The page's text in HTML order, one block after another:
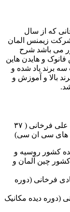
که از سال
شرکت زیمنس المان
می باشد شرح
و هایدن هاین
برند یاد شده و
بالا و آموزش و
مهندس علی فرخانی ( ۳۷
های سی ان سی)
کشور روسیه و
چین آلمان و
فرخانی (دوره
(دوره دیده مکانیک